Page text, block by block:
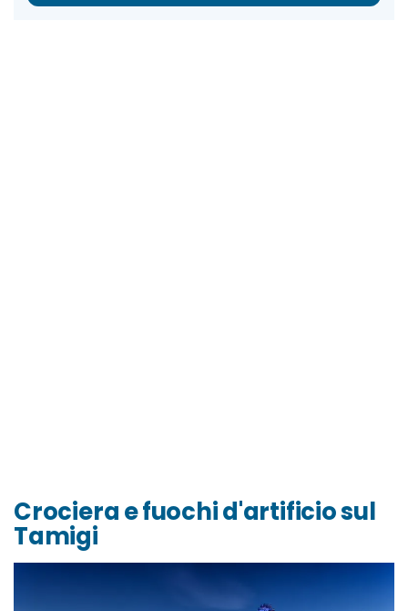
Crociera e fuochi d'artificio sul
Tamigi